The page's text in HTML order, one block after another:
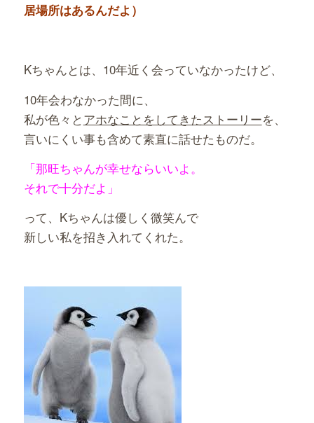
居場所はあるんだよ）
Kちゃんとは、10年近く会っていなかったけど、
10年会わなかった間に、
私が色々とアホなことをしてきたストーリーを、
言いにくい事も含めて素直に話せたものだ。
「那旺ちゃんが幸せならいいよ。
それで十分だよ」
って、Kちゃんは優しく微笑んで
新しい私を招き入れてくれた。